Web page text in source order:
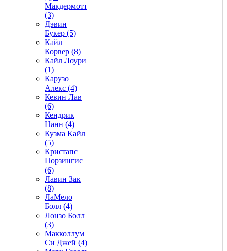
Макдермотт
(3)
Дэвин
Букер (5)
Кайл
Корвер (8)
Кайл Лоури
(1)
Карузо
Алекс (4)
Кевин Лав
(6)
Кендрик
Нанн (4)
Кузма Кайл
(5)
Кристапс
Порзингис
(6)
Лавин Зак
(8)
ЛаМело
Болл (4)
Лонзо Болл
(3)
Макколлум
Си Джей (4)